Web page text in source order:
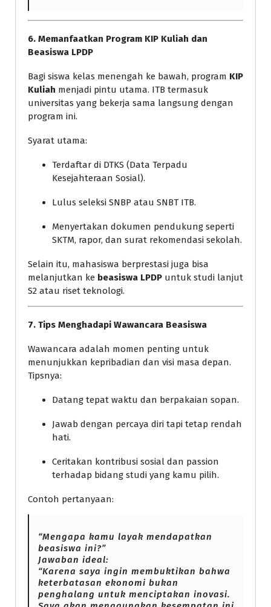
6. Memanfaatkan Program KIP Kuliah dan
Beasiswa LPDP
Bagi siswa kelas menengah ke bawah, program KIP
Kuliah menjadi pintu utama. ITB termasuk
universitas yang bekerja sama langsung dengan
program ini.
Syarat utama:
Terdaftar di DTKS (Data Terpadu
Kesejahteraan Sosial).
Lulus seleksi SNBP atau SNBT ITB.
Menyertakan dokumen pendukung seperti
SKTM, rapor, dan surat rekomendasi sekolah.
Selain itu, mahasiswa berprestasi juga bisa
melanjutkan ke beasiswa LPDP untuk studi lanjut
S2 atau riset teknologi.
7. Tips Menghadapi Wawancara Beasiswa
Wawancara adalah momen penting untuk
menunjukkan kepribadian dan visi masa depan.
Tipsnya:
Datang tepat waktu dan berpakaian sopan.
Jawab dengan percaya diri tapi tetap rendah
hati.
Ceritakan kontribusi sosial dan passion
terhadap bidang studi yang kamu pilih.
Contoh pertanyaan:
“Mengapa kamu layak mendapatkan
beasiswa ini?”
Jawaban ideal:
“Karena saya ingin membuktikan bahwa
keterbatasan ekonomi bukan
penghalang untuk menciptakan inovasi.